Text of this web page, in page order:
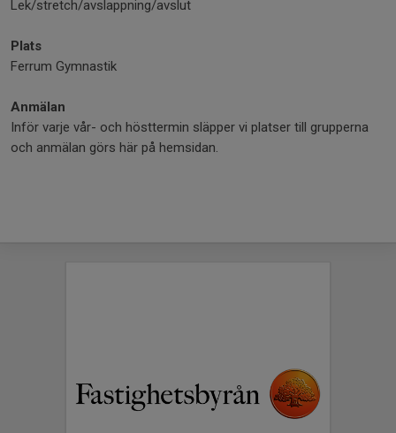
Lek/stretch/avslappning/avslut
Plats
Ferrum Gymnastik
Anmälan
Inför varje vår- och hösttermin släpper vi platser till grupperna
och anmälan görs här på hemsidan.